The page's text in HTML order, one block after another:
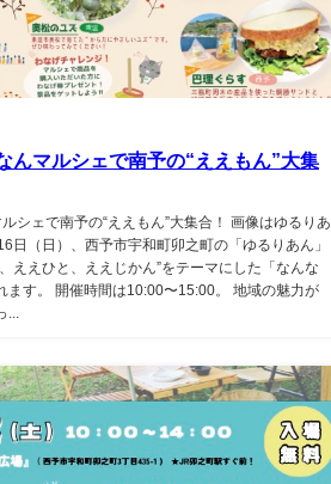
んマルシェで南予の“ええもん”大集
シェで南予の“ええもん”大集合！ 画像はゆるりあ
日（日）、西予市宇和町卯之町の「ゆるりあん」
ええひと、ええじかん”をテーマにした「なんな
ます。 開催時間は10:00〜15:00。 地域の魅力が